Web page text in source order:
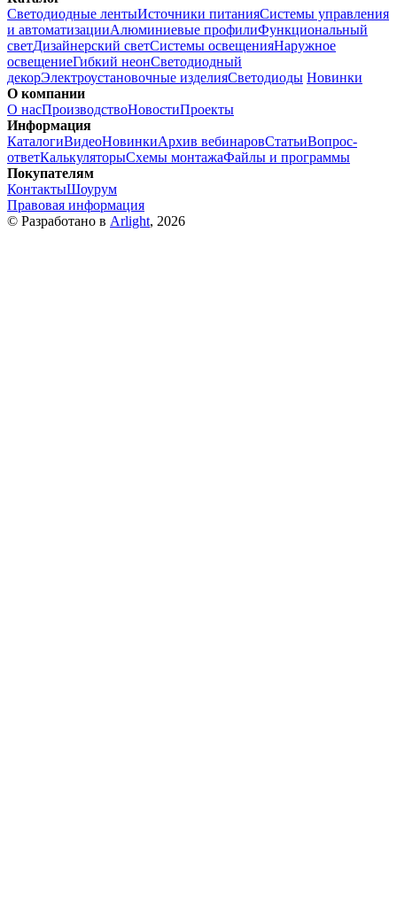
Светодиодные лентыИсточники питанияСистемы управления
и автоматизацииАлюминиевые профилиФункциональный
светДизайнерский светСистемы освещенияНаружное
освещениеГибкий неонСветодиодный
декорЭлектроустановочные изделияСветодиоды Новинки
О компании
О насПроизводствоНовостиПроекты
Информация
КаталогиВидеоНовинкиАрхив вебинаровСтатьиВопрос-
ответКалькуляторыСхемы монтажаФайлы и программы
Покупателям
КонтактыШоурум
Правовая информация
© Разработано в Arlight, 2026